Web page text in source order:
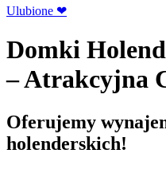
Ulubione ❤
Domki
– Atrakcyjna
Oferujemy
holenderskich!